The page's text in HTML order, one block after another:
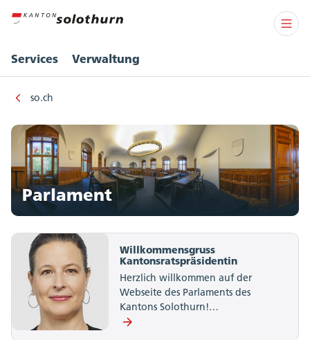
Services Verwaltung
so.ch
Parlament
Willkommensgruss
Kantonsratspräsidentin
Herzlich willkommen auf der
Webseite des Parlaments des
Kantons Solothurn!…